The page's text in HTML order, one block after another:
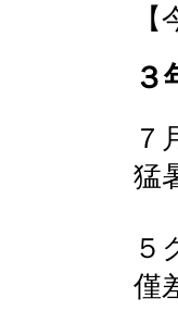
３
７
猛
５
僅